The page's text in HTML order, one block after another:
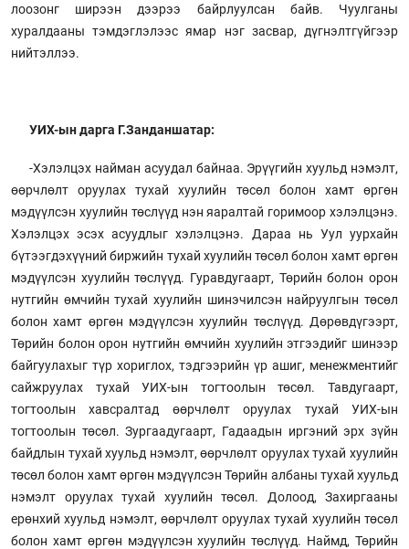
лоозонг ширээн дээрээ байрлуулсан байв. Чуулганы
хуралдааны тэмдэглэлээс ямар нэг засвар, дүгнэлтгүйгээр
нийтэллээ.
УИХ-ын дарга Г.Занданшатар:
-Хэлэлцэх найман асуудал байнаа. Эрүүгийн хуульд нэмэлт,
өөрчлөлт оруулах тухай хуулийн төсөл болон хамт өргөн
мэдүүлсэн хуулийн төслүүд нэн яаралтай горимоор хэлэлцэнэ.
Хэлэлцэх эсэх асуудлыг хэлэлцэнэ. Дараа нь Уул уурхайн
бүтээгдэхүүний биржийн тухай хуулийн төсөл болон хамт өргөн
мэдүүлсэн хуулийн төслүүд. Гуравдугаарт, Төрийн болон орон
нутгийн өмчийн тухай хуулийн шинэчилсэн найруулгын төсөл
болон хамт өргөн мэдүүлсэн хуулийн төслүүд. Дөрөвдүгээрт,
Төрийн болон орон нутгийн өмчийн хуулийн этгээдийг шинээр
байгуулахыг түр хориглох, тэдгээрийн үр ашиг, менежментийг
сайжруулах тухай УИХ-ын тогтоолын төсөл. Тавдугаарт,
тогтоолын хавсралтад өөрчлөлт оруулах тухай УИХ-ын
тогтоолын төсөл. Зургаадугаарт, Гадаадын иргэний эрх зүйн
байдлын тухай хуульд нэмэлт, өөрчлөлт оруулах тухай хуулийн
төсөл болон хамт өргөн мэдүүлсэн Төрийн албаны тухай хуульд
нэмэлт оруулах тухай хуулийн төсөл. Долоод, Захиргааны
ерөнхий хуульд нэмэлт, өөрчлөлт оруулах тухай хуулийн төсөл
болон хамт өргөн мэдүүлсэн хуулийн төслүүд. Наймд, Төрийн